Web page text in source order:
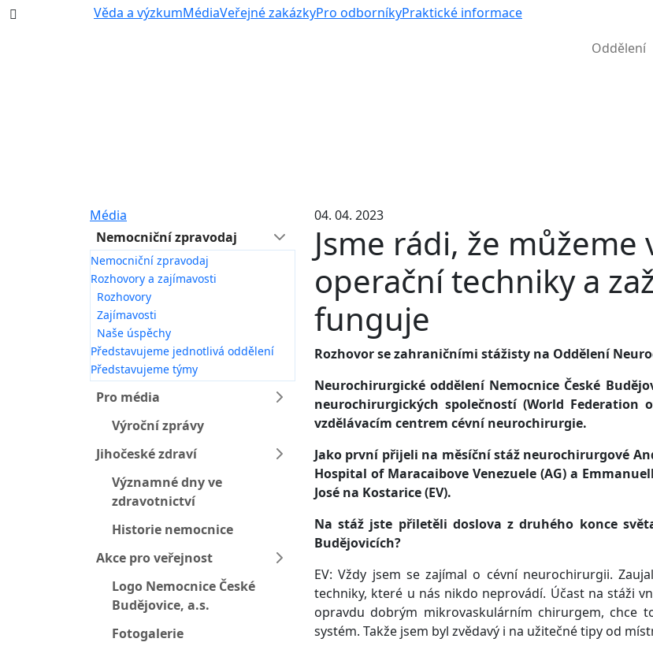
Věda a výzkumMédiaVeřejné zakázkyPro odborníkyPraktické informace
Oddělení
Média
Nemocniční zpravodaj
Nemocniční zpravodaj
Rozhovory a zajímavosti
Rozhovory
Zajímavosti
Naše úspěchy
Představujeme jednotlivá oddělení
Představujeme týmy
Pro média
Výroční zprávy
Jihočeské zdraví
Významné dny ve
zdravotnictví
Historie nemocnice
Akce pro veřejnost
Logo Nemocnice České
Budějovice, a.s.
Fotogalerie
04. 04. 2023
Jsme rádi, že
operační techniky a
funguje
Rozhovor se zahraničními stážisty na Oddělení
Neurochirurgické oddělení Nemocnice České
neurochirurgických společností (World Federation
vzdělávacím centrem cévní neurochirurgie.
Jako první přijeli na měsíční stáž neurochirurgové
Hospital of Maracaibove Venezuele (AG) a
José na Kostarice (EV).
Na stáž jste přiletěli doslova z druhého konce
Budějovicích?
EV: Vždy jsem se zajímal o cévní neurochirurgii.
techniky, které u nás nikdo neprovádí. Účast na stáži
opravdu dobrým mikrovaskulárním chirurgem, chce
systém. Takže jsem byl zvědavý i na užitečné tipy od